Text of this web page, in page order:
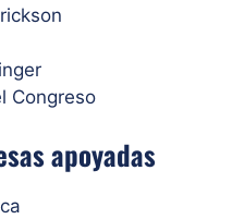
Congreso
apoyadas